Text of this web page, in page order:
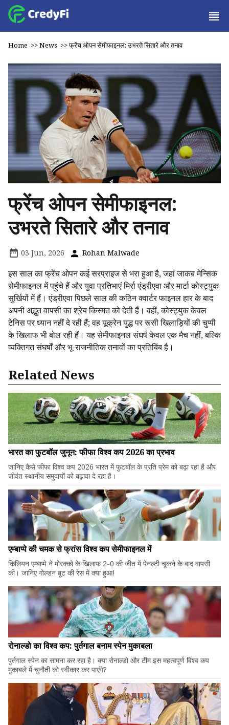
Home >>News >>फ्रेंच ओपन सेमीफाइनल: उभरते सितारे और तनाव
फ्रेंच ओपन सेमीफाइनल:
उभरते सितारे और तनाव
03 Jun, 2026 Rohan Malwade
इस साल का फ्रेंच ओपन कई सरप्राइज से भरा हुआ है, जहां जाकब मेन्सिक
सेमीफाइनल में पहुंचे हैं और युवा प्रतिभाएं मिर्रा एंड्रीएवा और मार्टा कोस्ट्युक
सुर्खियों में हैं। एंड्रीएवा पिछले साल की कठिन क्वार्टर फाइनल हार के बाद
अपनी अद्भुत वापसी का श्रेय किस्मत को देती हैं। वहीं, कोस्ट्युक केवल
टेनिस पर ध्यान नहीं दे रही हैं; वह यूक्रेन युद्ध पर रूसी खिलाड़ियों की चुप्पी
के खिलाफ भी बोल रही हैं। यह सेमीफाइनल संघर्ष केवल एक मैच नहीं, बल्कि
व्यक्तिगत संघर्षों और भू-राजनीतिक तनावों का प्रतिबिंब है।
Related News
भारत का फुटबॉल जुनून: फीफा विश्व कप 2026 का प्रभाव
जानिए कैसे फीफा विश्व कप 2026 भारत में फुटबॉल के प्रति प्रेम को बढ़ा रहा है और
जीवंत स्थानीय समुदायों को बढ़ावा दे रहा है।
एम्बाप्पे की चमक से फ्रांस विश्व कप सेमीफाइनल में
किलियन एम्बाप्पे ने मोरक्को के खिलाफ 2-0 की जीत में पेनल्टी चूकने के बाद वापसी
की। जानिए गोल्डन बूट की रेस में क्या हुआ!
रोनाल्डो का विश्व कप: पुर्तगाल बनाम स्पेन मुकाबला
पुर्तगाल स्पेन का सामना कर रहा है। क्या रोनाल्डो और टीम इस महत्वपूर्ण विश्व कप
मुकाबले में चुनौती को स्वीकार कर पाएंगे?